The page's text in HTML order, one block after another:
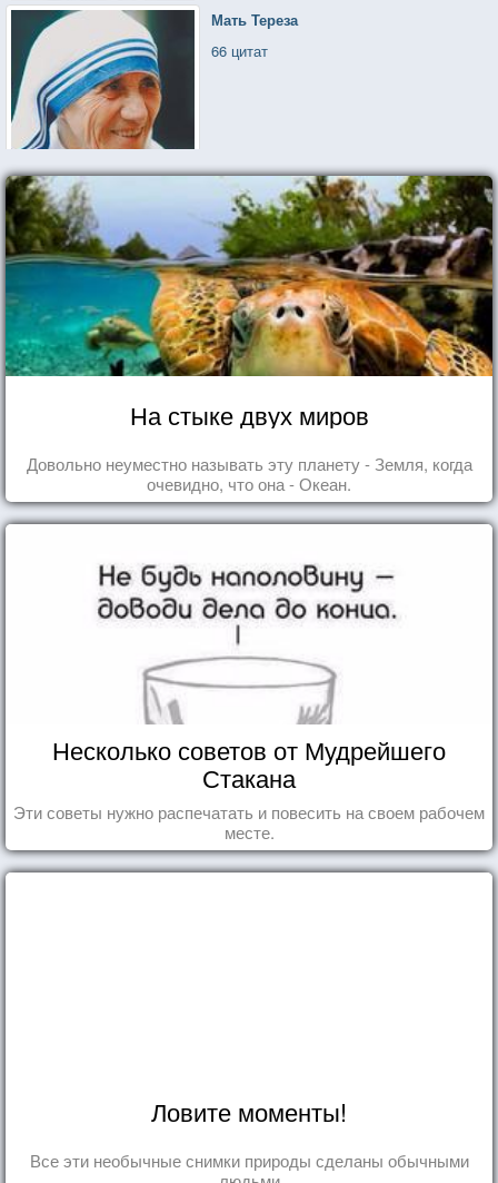
Мать Тереза
66 цитат
На стыке двух миров
Довольно неуместно называть эту планету - Земля, когда
очевидно, что она - Океан.
Несколько советов от Мудрейшего
Стакана
Эти советы нужно распечатать и повесить на своем рабочем
месте.
Ловите моменты!
Все эти необычные снимки природы сделаны обычными